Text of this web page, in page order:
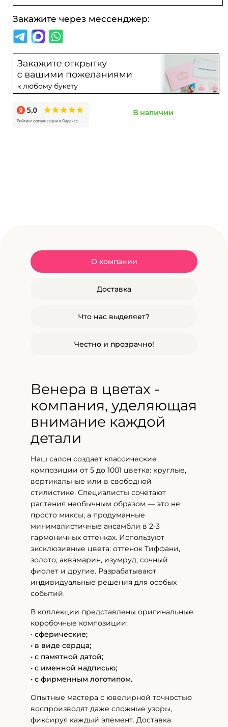
Закажите через мессенджер:
В наличии
О компании
Доставка
Что нас выделяет?
Честно и прозрачно!
Венера в цветах -
компания, уделяющая
внимание каждой
детали
Наш салон создает классические
композиции от 5 до 1001 цветка: круглые,
вертикальные или в свободной
стилистике. Специалисты сочетают
растения необычным образом — это не
просто миксы, а продуманные
минималистичные ансамбли в 2-3
гармоничных оттенках. Используют
эксклюзивные цвета: оттенок Тиффани,
золото, аквамарин, изумруд, сочный
фиолет и другие. Разрабатывают
индивидуальные решения для особых
событий.
В коллекции представлены оригинальные
коробочные композиции:
• сферические;
• в виде сердца;
• с памятной датой;
• с именной надписью;
• с фирменным логотипом.
Опытные мастера с ювелирной точностью
воспроизводят даже сложные узоры,
фиксируя каждый элемент. Доставка